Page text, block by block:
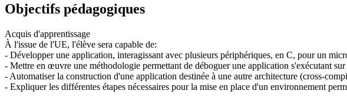
Objectifs pédagogiques
Acquis d'apprentissage
À l'issue de l'UE, l'élève sera capable de:
- Développer une application, interagissant avec plusieurs périphériques, en C, pour un
- Mettre en œuvre une méthodologie permettant de déboguer une application s'exécutant
- Automatiser la construction d'une application destinée à une autre architecture (cross-
- Expliquer les différentes étapes nécessaires pour la mise en place d'un environnement